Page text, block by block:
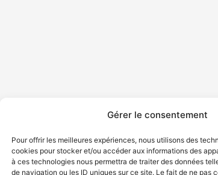
Gérer le consentement
Pour offrir les meilleures expériences, nous utilisons des
cookies pour stocker et/ou accéder aux informations des
à ces technologies nous permettra de traiter des données
de navigation ou les ID uniques sur ce site. Le fait de ne pas
Déclaration de services Politique de